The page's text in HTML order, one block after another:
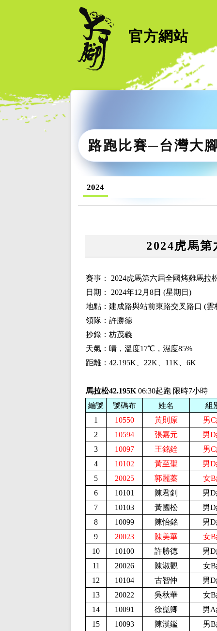
官方網站
路跑比賽─台灣大
2024
2024虎馬
賽事： 2024虎馬第六屆全國烤雞馬拉
日期： 2024年12月8日 (星期日)
地點：建成路與站前東路交叉路口 (
領隊：許勝德
抄錄：枋茂義
天氣：晴，溫度17℃，濕度85%
距離：42.195K、22K、11K、6K
馬拉松42.195K 06:30起跑 限時7小時
編號
號碼布 姓名
組
1
10550 黃則原
男
2
10594 張嘉元
男
3
10097 王銘銓
男
4
10102 黃至聖
男
5
20025 郭麗蓁
女
6
10101 陳君釗
男
7
10103 黃國松
男
8
10099 陳怡銘
男
9
20023 陳美華
女
10
10100 許勝德
男
11
20026 陳淑觀
女
12
10104 古智仲
男
13
20022 吳秋華
女
14
10091 徐崑卿
男
15
10093 陳漢鑑
男